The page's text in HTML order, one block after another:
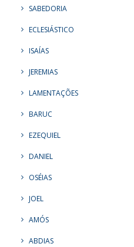
SABEDORIA
ECLESIÁSTICO
ISAÍAS
JEREMIAS
LAMENTAÇÕES
BARUC
EZEQUIEL
DANIEL
OSÉIAS
JOEL
AMÓS
ABDIAS